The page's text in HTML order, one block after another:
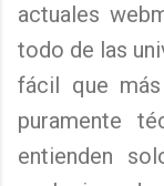
actuales
todo de las
fácil que
puramente
entienden